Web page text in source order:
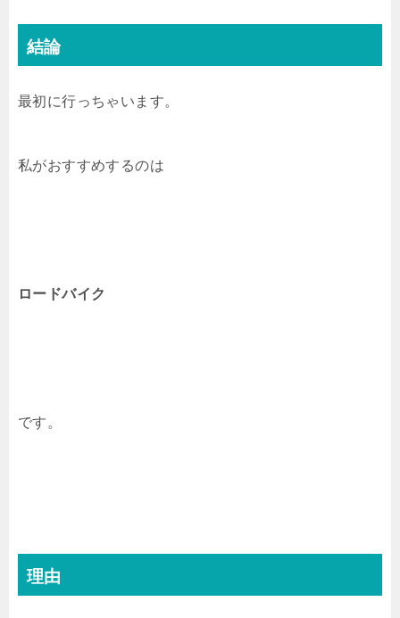
結論
最初に行っちゃいます。
私がおすすめするのは
ロードバイク
です。
理由